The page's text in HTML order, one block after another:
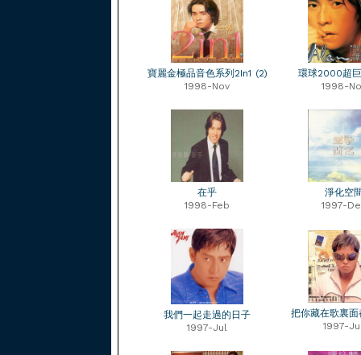
寶麗金極品音色系列2In1 (2)
1998-Nov
環球2000超
1998-
在乎
1998-Feb
淨化空
1997-
我們一起走過的日子
1997-Jul
把你藏在歌裏面
1997-